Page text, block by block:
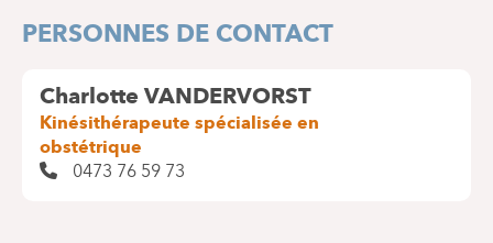
PERSONNES DE CONTACT
Charlotte VANDERVORST
Kinésithérapeute spécialisée en
obstétrique
0473 76 59 73